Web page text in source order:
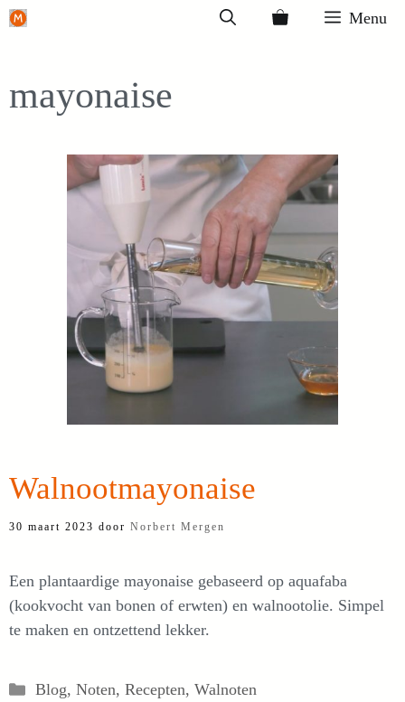
Ga
Menu
mayonaise
Walnootmayonaise
30 maart 2023 door Norbert Mergen
Een plantaardige mayonaise gebaseerd op aquafaba
(kookvocht van bonen of erwten) en walnootolie. Simpel
te maken en ontzettend lekker.
Categorieën
Blog, Noten, Recepten, Walnoten